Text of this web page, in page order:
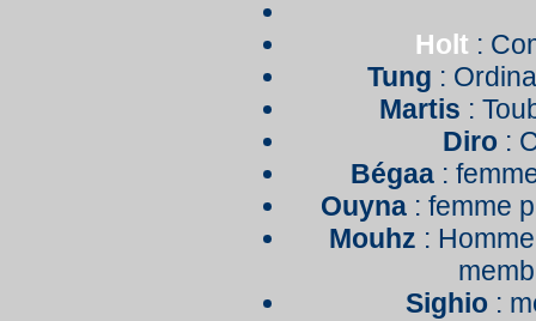
Holt :
Tung :
Martis :
Diro :
Bégaa:
Ouyna : femme
Mouhz :
Sighio: